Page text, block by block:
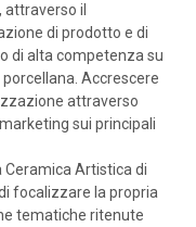
attraverso il
di prodotto e di
di alta competenza su
Accrescere
attraverso
sui principali
Ceramica Artistica di
focalizzare la propria
tematiche ritenute